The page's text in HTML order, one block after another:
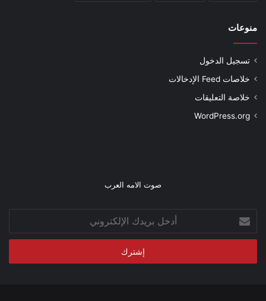
منوعات
تسجيل الدخول
خلاصات Feed الإدخالات
خلاصة التعليقات
WordPress.org
صوت الامه العرب
بريدك
الإلكتروني